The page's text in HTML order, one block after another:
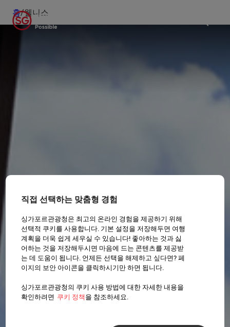
홈/웰니스
직접 선택하는 맞춤형 경험
싱가포르관광청은 최고의 온라인 경험을 제공하기 위해
선택적 쿠키를 사용합니다. 기본 설정을 저장해두면 여행
계획을 더욱 쉽게 세우실 수 있습니다! 좋아하는 것과 싫
어하는 것을 저장해두시면 마음에 드는 콘텐츠를 제공받
는 데 도움이 됩니다. 언제든 선택을 해제하고 싶다면? 페
이지의 보안 아이콘을 클릭하시기만 하면 됩니다.
싱가포르관광청의 쿠키 사용 방법에 대한 자세한 내용을
확인하려면 쿠키 정책을 참조하세요.